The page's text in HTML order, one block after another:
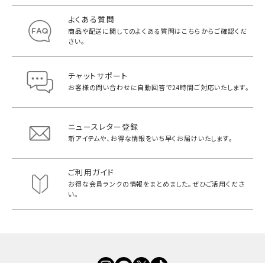
よくある質問
商品や配送に関してのよくある質問はこちらからご確認くだ
さい。
チャットサポート
お客様の問い合わせに自動回答で24時間ご対応いたします。
ニュースレター登録
新アイテムや、お得な情報をいち早く お届けいたします。
ご利用ガイド
お得な会員ランクの情報をまとめました。ぜひご活用くださ
い。